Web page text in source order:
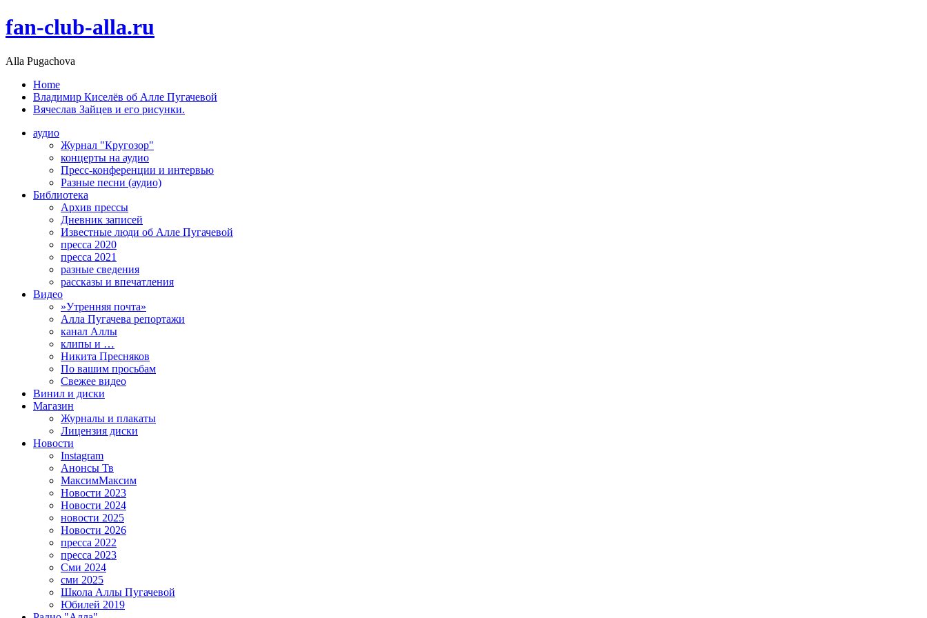
fan-club-alla.ru
Alla Pugachova
Home
Владимир Киселёв об Алле Пугачевой
Вячеслав Зайцев и его рисунки.
аудио
Журнал "Кругозор"
концерты на аудио
Пресс-конференции и интервью
Разные песни (аудио)
Библиотека
Архив прессы
Дневник записей
Известные люди об Алле Пугачевой
пресса 2020
пресса 2021
разные сведения
рассказы и впечатления
Видео
»Утренняя почта»
Алла Пугачева репортажи
канал Аллы
клипы и …
Никита Пресняков
По вашим просьбам
Свежее видео
Винил и диски
Магазин
Журналы и плакаты
Лицензия диски
Новости
Instagram
Анонсы Тв
МаксимМаксим
Новости 2023
Новости 2024
новости 2025
Новости 2026
пресса 2022
пресса 2023
Сми 2024
сми 2025
Школа Аллы Пугачевой
Юбилей 2019